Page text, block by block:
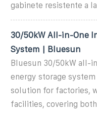
gabinete resistente a
30/50kW All-in-One
System | Bluesun
Bluesun 30/50kW all-
energy storage
solution for factories,
facilities, covering